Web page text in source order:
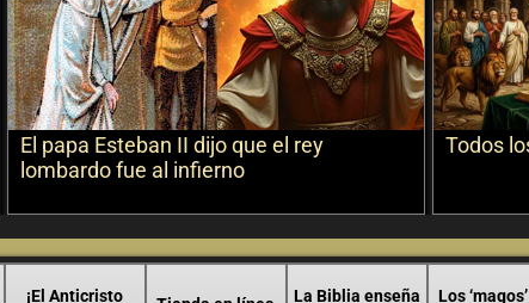
El papa Esteban II dijo que el rey
lombardo fue al infierno
Todos
¡El Anticristo
La Biblia enseña
Los